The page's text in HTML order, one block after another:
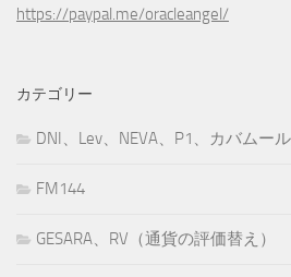
https://paypal.me/oracleangel/
カテゴリー
DNI、Lev、NEVA、P1、カバムー
FM144
GESARA、RV（通貨の評価替え）